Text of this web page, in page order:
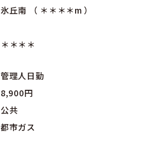
氷丘南 （ ＊＊＊＊m ）
＊＊＊＊
管理人日勤
8,900円
公共
都市ガス